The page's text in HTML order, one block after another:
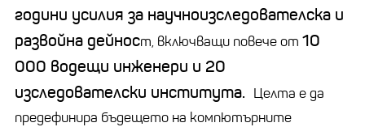
години усилия за научноизследователска и
развойна дейност, включващи повече от 10
000 водещи инженери и 20
изследователски института. Целта е да
предефинира бъдещето на компютърните